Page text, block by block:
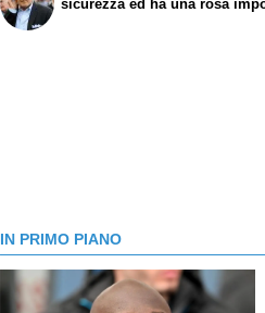
sicurezza ed ha una rosa
IN PRIMO PIANO